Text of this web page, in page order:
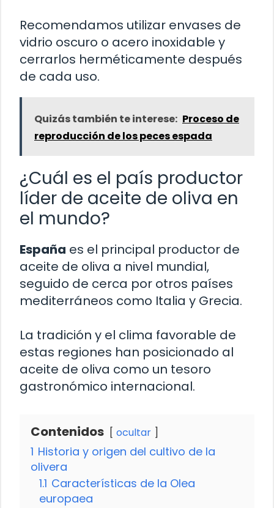
Recomendamos utilizar envases de
vidrio oscuro o acero inoxidable y
cerrarlos herméticamente después
de cada uso.
Quizás también te interese: Proceso de
reproducción de los peces espada
¿Cuál es el país productor
líder de aceite de oliva en
el mundo?
España es el principal productor de
aceite de oliva a nivel mundial,
seguido de cerca por otros países
mediterráneos como Italia y Grecia.
La tradición y el clima favorable de
estas regiones han posicionado al
aceite de oliva como un tesoro
gastronómico internacional.
Contenidos ocultar
1 Historia y origen del cultivo de la
olivera
1.1 Características de la Olea
europaea